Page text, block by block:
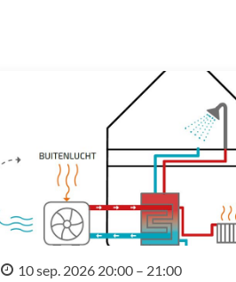
10 sep. 2026 20:00 – 21:00